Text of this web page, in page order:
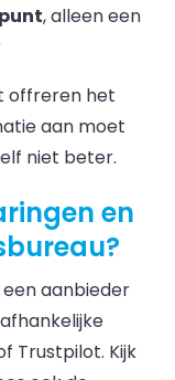
, alleen een
offreren het
aan moet
niet beter.
en
aanbieder
Trustpilot. Kijk